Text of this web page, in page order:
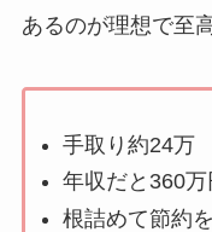
あるのが理想で至
手取り約24万
年収だと360
根詰めて節約